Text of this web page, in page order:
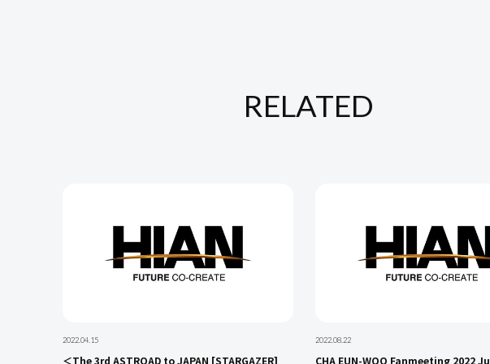
RELATED
2022.04.15
＜The 3rd ASTROAD to JAPAN [STARGAZER]
2022.08.22
CHA EUN-WOO Fanmeeting 2022